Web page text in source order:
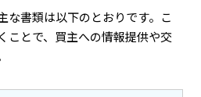
な書類は以下のとおりです。こ
ことで、買主への情報提供や交